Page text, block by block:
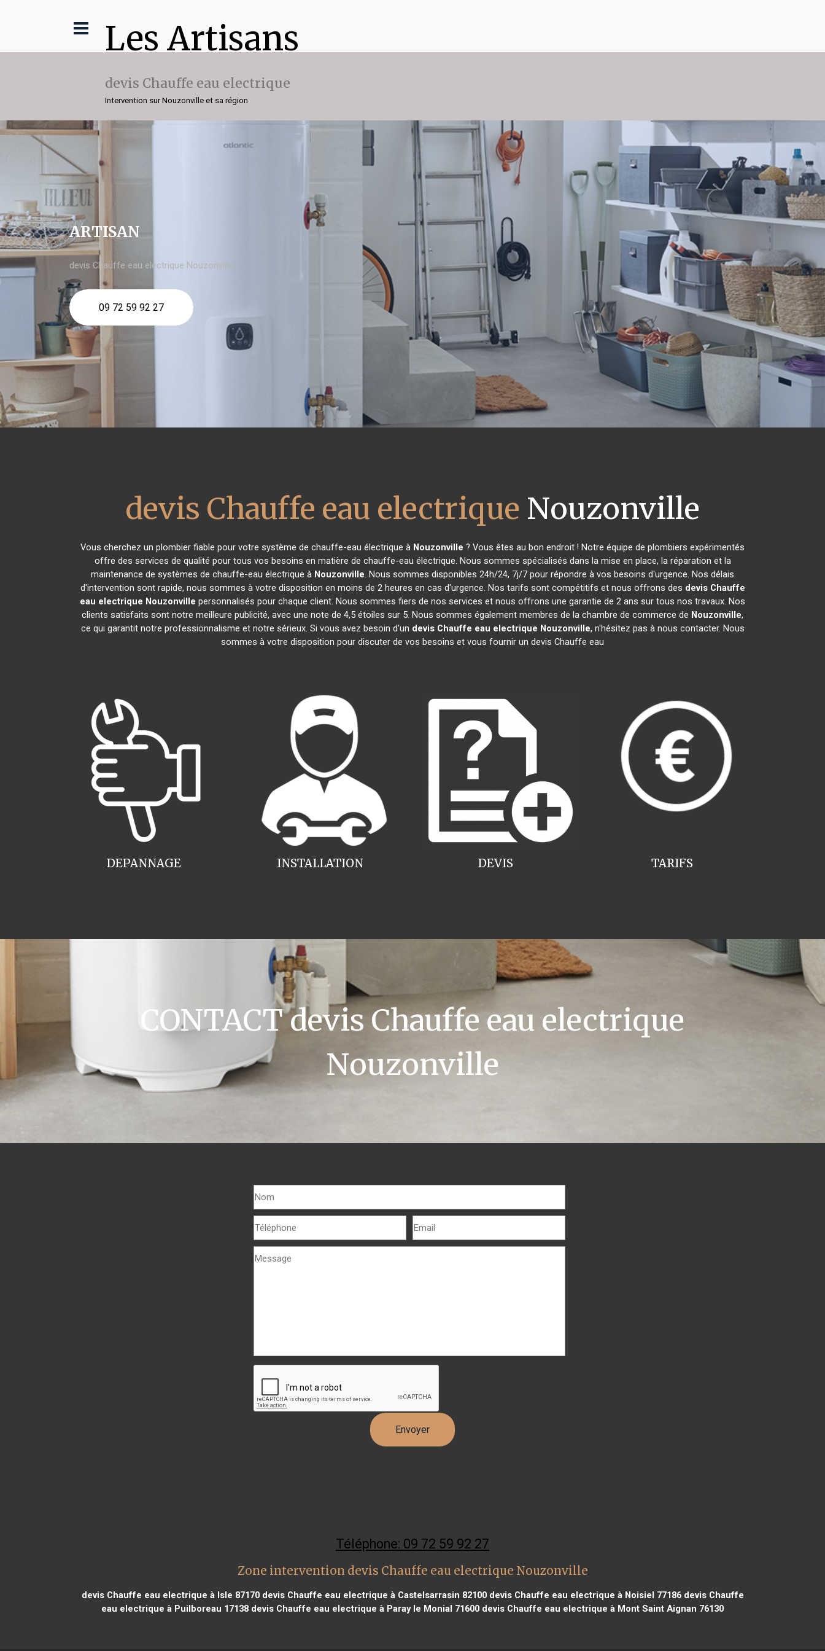
Les Artisans
devis Chauffe eau electrique
Intervention sur Nouzonville et sa région
ARTISAN
devis Chauffe eau electrique Nouzonville
09 72 59 92 27
devis Chauffe eau electrique Nouzonville
Vous cherchez un plombier fiable pour votre système de chauffe-eau électrique à Nouzonville ? Vous êtes au bon endroit ! Notre équipe de plombiers expérimentés
offre des services de qualité pour tous vos besoins en matière de chauffe-eau électrique. Nous sommes spécialisés dans la mise en place, la réparation et la
maintenance de systèmes de chauffe-eau électrique à Nouzonville. Nous sommes disponibles 24h/24, 7j/7 pour répondre à vos besoins d'urgence. Nos délais
d'intervention sont rapide, nous sommes à votre disposition en moins de 2 heures en cas d'urgence. Nos tarifs sont compétitifs et nous offrons des devis Chauffe
eau electrique Nouzonville personnalisés pour chaque client. Nous sommes fiers de nos services et nous offrons une garantie de 2 ans sur tous nos travaux. Nos
clients satisfaits sont notre meilleure publicité, avec une note de 4,5 étoiles sur 5. Nous sommes également membres de la chambre de commerce de Nouzonville,
ce qui garantit notre professionnalisme et notre sérieux. Si vous avez besoin d'un devis Chauffe eau electrique Nouzonville, n'hésitez pas à nous contacter. Nous
sommes à votre disposition pour discuter de vos besoins et vous fournir un devis Chauffe eau
INSTALLATION
DEPANNAGE TARIFS
DEVIS
CONTACT devis Chauffe eau electrique
Nouzonville
Téléphone: 09 72 59 92 27
Zone intervention devis Chauffe eau electrique Nouzonville
devis Chauffe eau electrique à Isle 87170devis Chauffe eau electrique à Castelsarrasin 82100devis Chauffe eau electrique à Noisiel 77186devis Chauffe
eau electrique à Puilboreau 17138 devis Chauffe eau electrique à Paray le Monial 71600 devis Chauffe eau electrique à Mont Saint Aignan 76130